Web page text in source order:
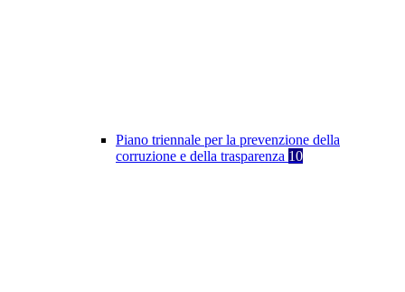
Piano triennale per la prevenzione della
corruzione e della trasparenza 10